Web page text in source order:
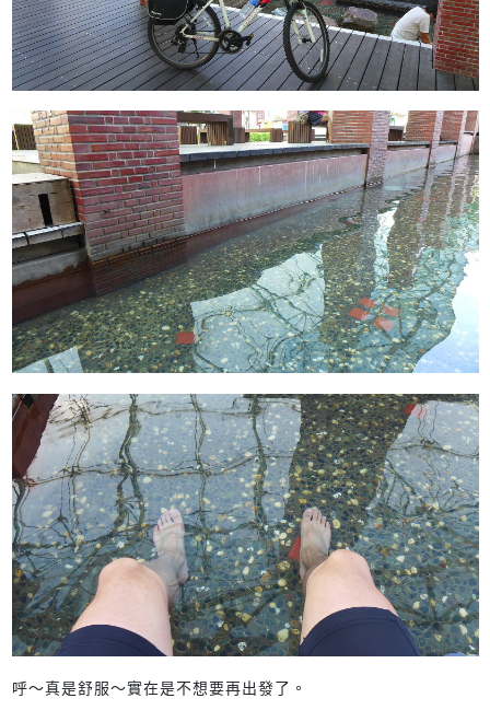
呼～真是舒服～實在是不想要再出發了。